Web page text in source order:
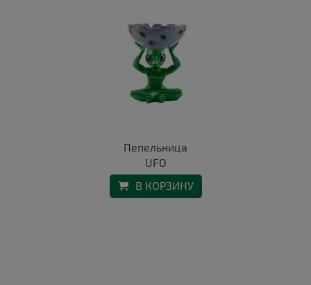
Пепельница
UFO
В КОРЗИНУ